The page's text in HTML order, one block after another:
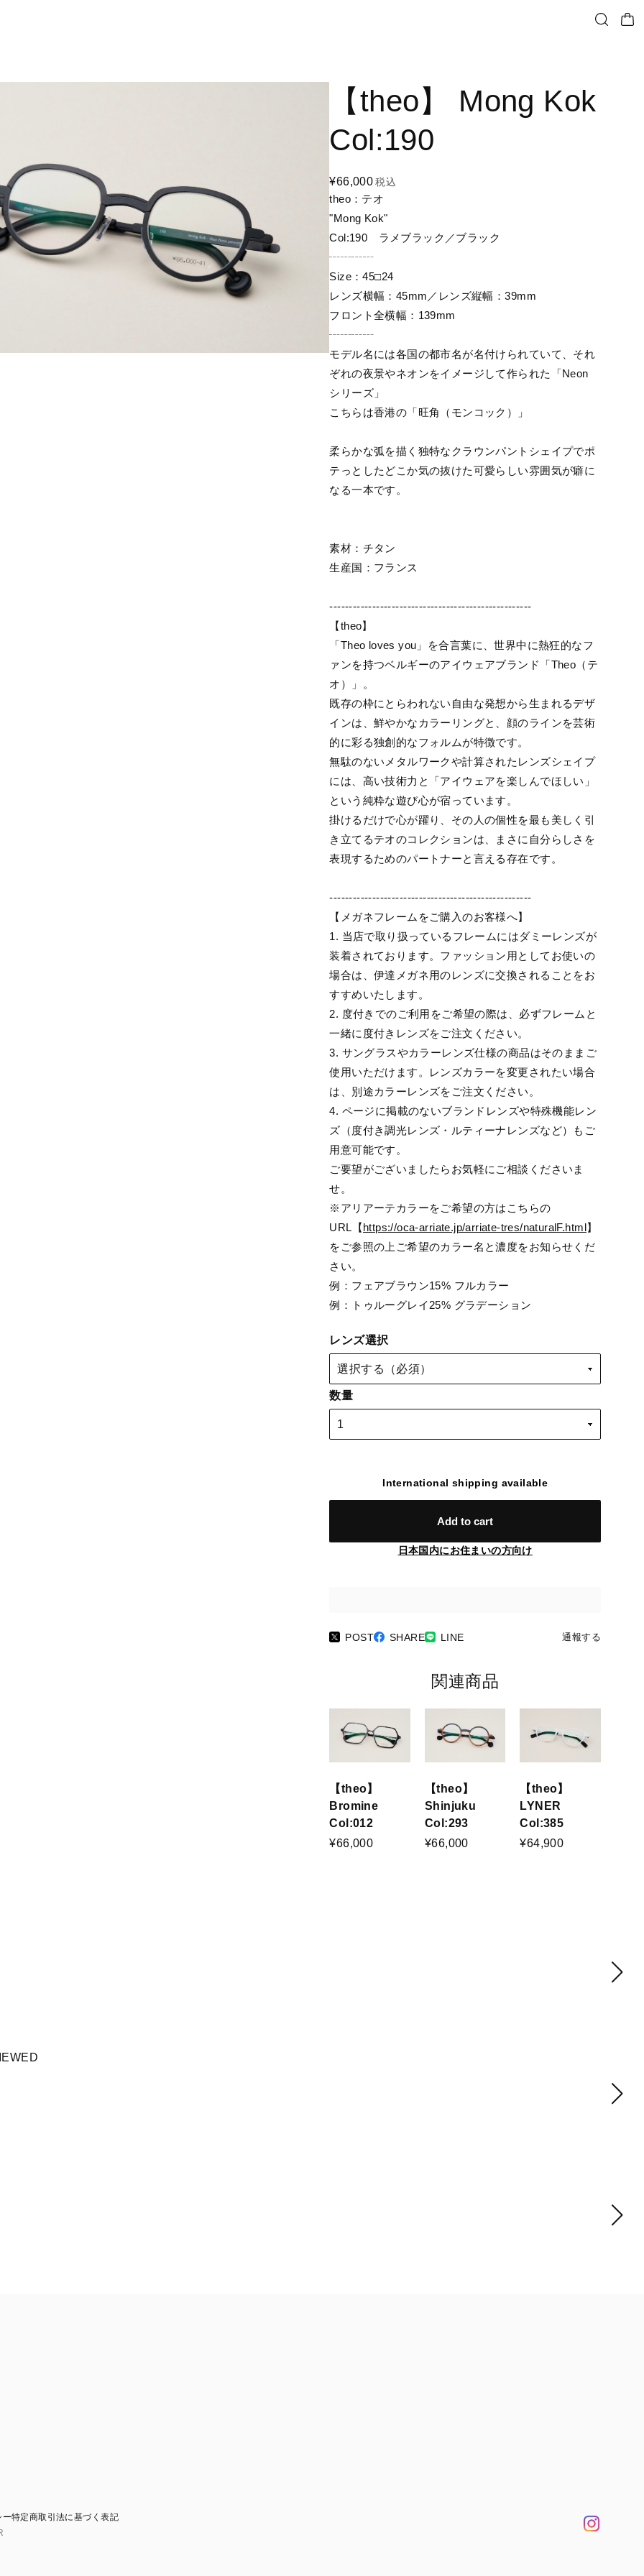
【theo】 Mong Kok
Col:190
¥66,000 税込
theo：テオ
"Mong Kok"
Col:190 ラメブラック／ブラック
┄┄┄┄
Size：45□24
レンズ横幅：45mm／レンズ縦幅：39mm
フロント全横幅：139mm
┄┄┄┄
モデル名には各国の都市名が名付けられていて、それ
ぞれの夜景やネオンをイメージして作られた「Neon
シリーズ」
こちらは香港の「旺角（モンコック）」
柔らかな弧を描く独特なクラウンパントシェイプでポ
テっとしたどこか気の抜けた可愛らしい雰囲気が癖に
なる一本です。
素材：チタン
生産国：フランス
----------------------------------------------------
【theo】
「Theo loves you」を合言葉に、世界中に熱狂的なフ
ァンを持つベルギーのアイウェアブランド「Theo（テ
オ）」。
既存の枠にとらわれない自由な発想から生まれるデザ
インは、鮮やかなカラーリングと、顔のラインを芸術
的に彩る独創的なフォルムが特徴です。
無駄のないメタルワークや計算されたレンズシェイプ
には、高い技術力と「アイウェアを楽しんでほしい」
という純粋な遊び心が宿っています。
掛けるだけで心が躍り、その人の個性を最も美しく引
き立てるテオのコレクションは、まさに自分らしさを
表現するためのパートナーと言える存在です。
----------------------------------------------------
【メガネフレームをご購入のお客様へ】
1. 当店で取り扱っているフレームにはダミーレンズが
装着されております。ファッション用としてお使いの
場合は、伊達メガネ用のレンズに交換されることをお
すすめいたします。
2. 度付きでのご利用をご希望の際は、必ずフレームと
一緒に度付きレンズをご注文ください。
3. サングラスやカラーレンズ仕様の商品はそのままご
使用いただけます。レンズカラーを変更されたい場合
は、別途カラーレンズをご注文ください。
4. ページに掲載のないブランドレンズや特殊機能レン
ズ（度付き調光レンズ・ルティーナレンズなど）もご
用意可能です。
ご要望がございましたらお気軽にご相談くださいま
せ。
※アリアーテカラーをご希望の方はこちらの
URL【https://oca-arriate.jp/arriate-tres/naturalF.html】
をご参照の上ご希望のカラー名と濃度をお知らせくだ
さい。
例：フェアブラウン15% フルカラー
例：トゥルーグレイ25% グラデーション
レンズ選択
数量
International shipping available
Add to cart
日本国内にお住まいの方向け
POST SHARE LINE 通報する
関連商品
【theo】
Bromine
Col:012
¥66,000
【theo】
Shinjuku
Col:293
¥66,000
【theo】
LYNER
Col:385
¥64,900
ー特定商取引法に基づく表記